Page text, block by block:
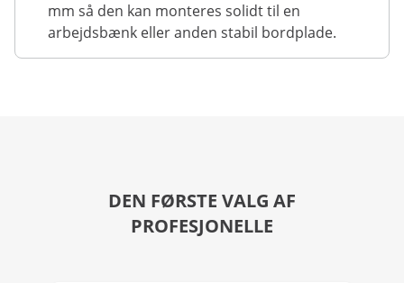
mm så den kan monteres solidt til en
arbejdsbænk eller anden stabil bordplade.
DEN FØRSTE VALG AF
PROFESJONELLE